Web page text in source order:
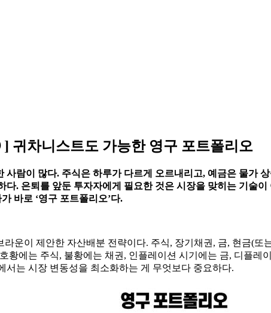
귀차니스트도 가능한 영구 포트폴리오
람이 많다. 주식은 하루가 다르게 오르내리고, 예금은 물가
. 은퇴를 앞둔 투자자에게 필요한 것은 시장을 맞히는 기술이
바로 ‘영구 포트폴리오’다.
라운이 제안한 자산배분 전략이다. 주식, 장기채권, 금, 현금(또
황에는 주식, 불황에는 채권, 인플레이션 시기에는 금, 디플레
는 시장 변동성을 최소화하는 게 무엇보다 중요하다.